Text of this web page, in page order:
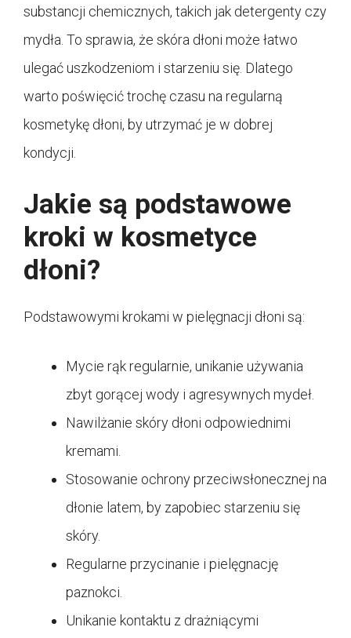
substancji chemicznych, takich jak detergenty czy
mydła. To sprawia, że skóra dłoni może łatwo
ulegać uszkodzeniom i starzeniu się. Dlatego
warto poświęcić trochę czasu na regularną
kosmetykę dłoni, by utrzymać je w dobrej
kondycji.
Jakie są podstawowe
kroki w kosmetyce
dłoni?
Podstawowymi krokami w pielęgnacji dłoni są:
Mycie rąk regularnie, unikanie używania
zbyt gorącej wody i agresywnych mydeł.
Nawilżanie skóry dłoni odpowiednimi
kremami.
Stosowanie ochrony przeciwsłonecznej na
dłonie latem, by zapobiec starzeniu się
skóry.
Regularne przycinanie i pielęgnację
paznokci.
Unikanie kontaktu z drażniącymi